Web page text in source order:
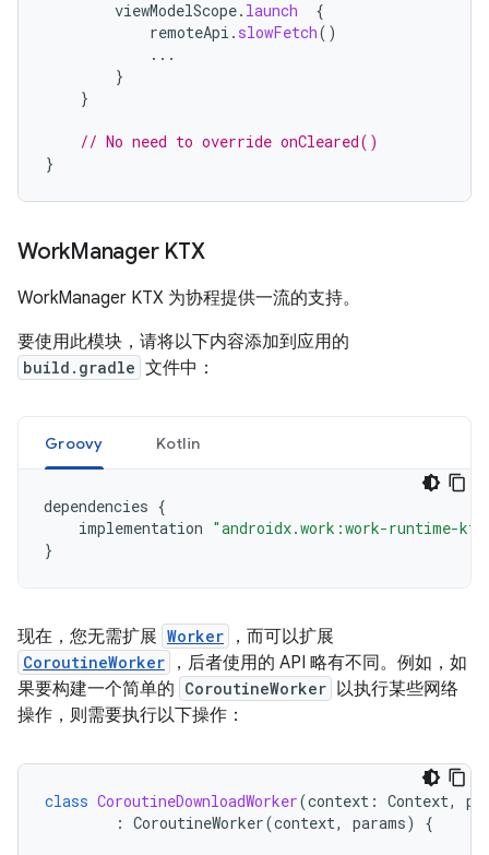
viewModelScope. launch
{
remoteApi . slowFetch()
...
}
}
// No need to override onCleared()
}
WorkManager KTX
WorkManager KTX 为协程提供一流的支持。
要使用此模块，请将以下内容添加到应用的
build.gradle 文件中：
Groovy Kotlin
dependencies {
implementation "androidx.work:work-runtime-
}
现在，您无需扩展 Worker ，而可以扩展
CoroutineWorker
，后者使用的 API 略有不同。例如，如
果要构建一个简单的 CoroutineWorker 以执行某些网络
操作，则需要执行以下操作：
class CoroutineDownloadWorker(context : Context,
: CoroutineWorker(context, params) {